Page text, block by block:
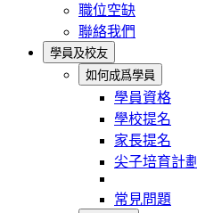
職位空缺
聯絡我們
學員及校友
如何成爲學員
學員資格
學校提名
家長提名
尖子培育計劃
常見問題